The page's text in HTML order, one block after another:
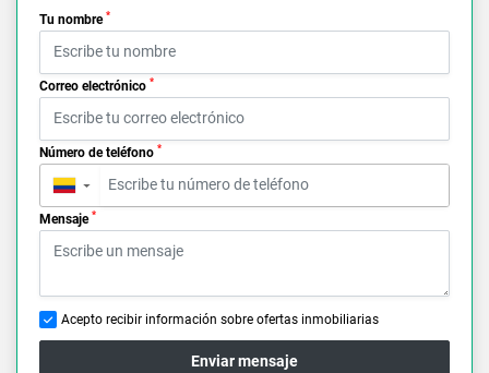
Tu nombre *
Correo electrónico *
Número de teléfono *
▼
Mensaje *
Acepto recibir información sobre ofertas inmobiliarias
Enviar mensaje